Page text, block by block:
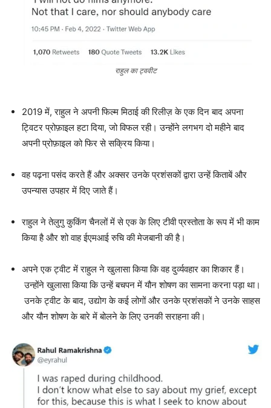
राहुल का ट्ववीट
2019 में, राहुल ने अपनी फिल्म मिठाई की रिलीज़ के एक दिन बाद अपना
ट्विटर प्रोफ़ाइल हटा दिया, जो विफल रही। उन्होंने लगभग दो महीने बाद
अपनी प्रोफ़ाइल को फिर से सक्रिय किया।
वह पढ़ना पसंद करते हैं और अक्सर उनके प्रशंसकों द्वारा उन्हें किताबें और
उपन्यास उपहार में दिए जाते हैं।
राहुल ने तेलुगु कुकिंग चैनलों में से एक के लिए टीवी प्रस्तोता के रूप में भी काम
किया है और शो वाह ईएमआई रुचि की मेजबानी की है।
अपने एक ट्वीट में राहुल ने खुलासा किया कि वह दुर्व्यवहार का शिकार हैं।
उन्होंने खुलासा किया कि उन्हें बचपन में यौन शोषण का सामना करना पड़ा था।
उनके ट्वीट के बाद, उद्योग के कई लोगों और उनके प्रशंसकों ने उनके साहस
और यौन शोषण के बारे में बोलने के लिए उनकी सराहना की।